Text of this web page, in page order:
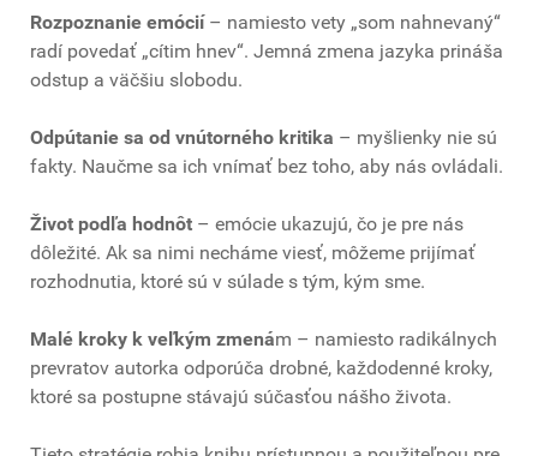
Rozpoznanie emócií– namiesto vety „som nahnevaný“
radí povedať „cítim hnev“. Jemná zmena jazyka prináša
odstup a väčšiu slobodu.
Odpútanie sa od vnútorného kritika – myšlienky nie sú
fakty. Naučme sa ich vnímať bez toho, aby nás ovládali.
Život podľa hodnôt – emócie ukazujú, čo je pre nás
dôležité. Ak sa nimi necháme viesť, môžeme prijímať
rozhodnutia, ktoré sú v súlade s tým, kým sme.
Malé kroky k veľkým zmenám – namiesto radikálnych
prevratov autorka odporúča drobné, každodenné kroky,
ktoré sa postupne stávajú súčasťou nášho života.